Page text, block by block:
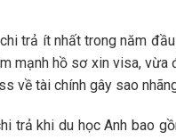
trả ít nhất trong năm
hồ sơ xin visa, vừa
về tài chính gây sao
trả khi du học Anh bao